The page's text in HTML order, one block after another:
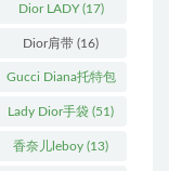
Dior LADY(17)
Dior肩带 (16)
Gucci Diana托特包
(11)
Lady Dior手袋 (51)
香奈儿leboy (13)